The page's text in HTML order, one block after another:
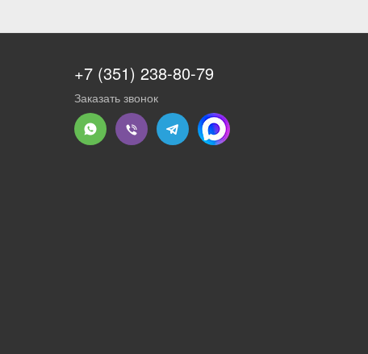
+7 (351) 238-80-79
Заказать звонок